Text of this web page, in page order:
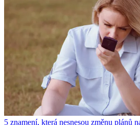
5 znamení, která nesnesou změnu plánů